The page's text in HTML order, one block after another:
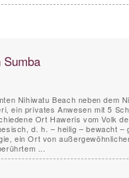
Nihiwatu Beach neben dem
ein privates Anwesen mit 5
Ort Haweris vom Volk
d. h. – heilig – bewacht
ein Ort von
...